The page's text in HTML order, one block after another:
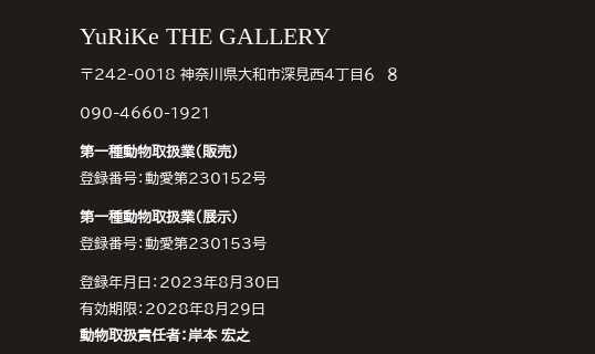
Footer
YuRiKe THE GALLERY
〒242-0018 神奈川県大和市深見西４丁目６−８
090-4660-1921
第一種動物取扱業（販売）
登録番号：動愛第230152号
第一種動物取扱業（展示）
登録番号：動愛第230153号
登録年月日：2023年8月30日
有効期限：2028年8月29日
動物取扱責任者：岸本 宏之